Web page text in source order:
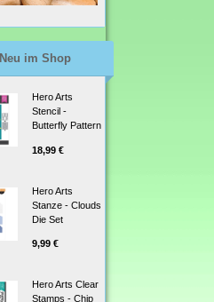
Neu im Shop
Hero Arts
Stencil -
Butterfly Pattern
18,99 €
Hero Arts
Stanze - Clouds
Die Set
9,99 €
Hero Arts Clear
Stamps - Chip